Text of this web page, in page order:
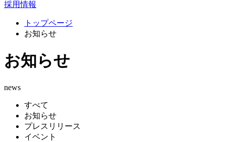
採用情報
トップページ
お知らせ
お知らせ
news
すべて
お知らせ
プレスリリース
イベント